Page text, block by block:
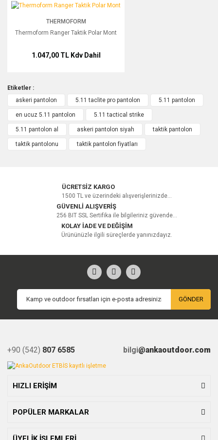
Yorum Yaz
Thermoform Ranger Taktik Polar Mont
THERMOFORM
Thermoform Ranger Taktik Polar Mont
1.047,00 TL Kdv Dahil
Etiketler :
askeri pantolon
5.11 taclite pro pantolon 5.11 pantolon
en ucuz 5.11 pantolon 5.11 tactical strike
5.11 pantolon al askeri pantolon siyah taktik pantolon
taktik pantolonu taktik pantolon fiyatları
ÜCRETSİZ KARGO
1500 TL ve üzerindeki alışverişlerinizde...
GÜVENLİ ALIŞVERİŞ
256 BIT SSL Sertifika ile bilgileriniz güvende...
KOLAY İADE VE DEĞİŞİM
Ürününüzle ilgili süreçlerde yanınızdayız.
GÖNDER
+90 (542) 807 6585 bilgi@ankaoutdoor.com
HIZLI ERİŞİM
POPÜLER MARKALAR